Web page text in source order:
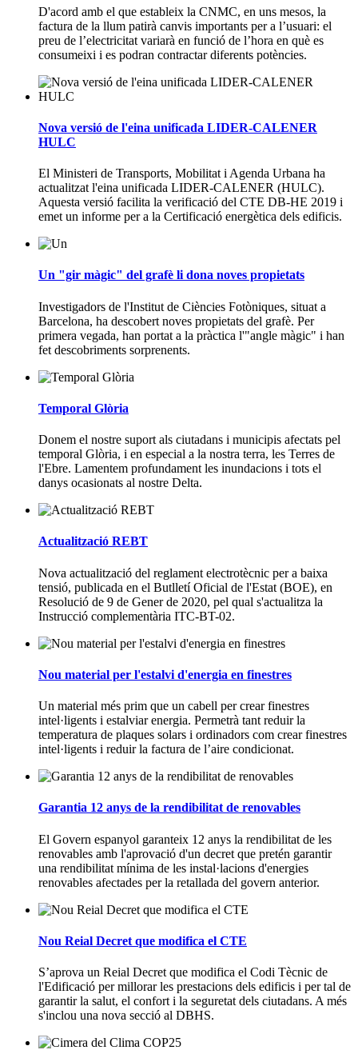
D'acord amb el que estableix la CNMC, en uns mesos, la
factura de la llum patirà canvis importants per a l’usuari: el
preu de l’electricitat variarà en funció de l’hora en què es
consumeixi i es podran contractar diferents potències.
Nova versió de l'eina unificada LIDER-CALENER
HULC
El Ministeri de Transports, Mobilitat i Agenda Urbana ha
actualitzat l'eina unificada LIDER-CALENER (HULC).
Aquesta versió facilita la verificació del CTE DB-HE 2019 i
emet un informe per a la Certificació energètica dels edificis.
Un "gir màgic" del grafè li dona noves propietats
Investigadors de l'Institut de Ciències Fotòniques, situat a
Barcelona, ha descobert noves propietats del grafè. Per
primera vegada, han portat a la pràctica l'"angle màgic" i han
fet descobriments sorprenents.
Temporal Glòria
Donem el nostre suport als ciutadans i municipis afectats pel
temporal Glòria, i en especial a la nostra terra, les Terres de
l'Ebre. Lamentem profundament les inundacions i tots el
danys ocasionats al nostre Delta.
Actualització REBT
Nova actualització del reglament electrotècnic per a baixa
tensió, publicada en el Butlletí Oficial de l'Estat (BOE), en
Resolució de 9 de Gener de 2020, pel qual s'actualitza la
Instrucció complementària ITC-BT-02.
Nou material per l'estalvi d'energia en finestres
Un material més prim que un cabell per crear finestres
intel·ligents i estalviar energia. Permetrà tant reduir la
temperatura de plaques solars i ordinadors com crear finestres
intel·ligents i reduir la factura de l’aire condicionat.
Garantia 12 anys de la rendibilitat de renovables
El Govern espanyol garanteix 12 anys la rendibilitat de les
renovables amb l'aprovació d'un decret que pretén garantir
una rendibilitat mínima de les instal·lacions d'energies
renovables afectades per la retallada del govern anterior.
Nou Reial Decret que modifica el CTE
S’aprova un Reial Decret que modifica el Codi Tècnic de
l'Edificació per millorar les prestacions dels edificis i per tal de
garantir la salut, el confort i la seguretat dels ciutadans. A més
s'inclou una nova secció al DBHS.